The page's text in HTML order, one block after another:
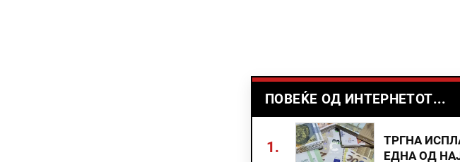
ПОВЕЌЕ ОД ИНТЕРНЕТОТ...
1.
ТРГНА
ЕДНА ОД